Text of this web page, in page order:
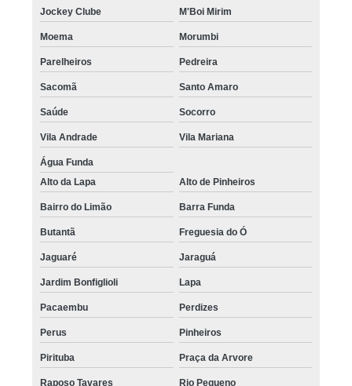
Jockey Clube M'Boi Mirim
Moema Morumbi
Parelheiros Pedreira
Sacomã Santo Amaro
Saúde Socorro
Vila Andrade Vila Mariana
Água Funda
Alto da Lapa
Alto de Pinheiros
Bairro do Limão Barra Funda
Butantã Freguesia do Ó
Jaguaré Jaraguá
Jardim Bonfiglioli Lapa
Pacaembu Perdizes
Perus Pinheiros
Pirituba Praça da Arvore
Raposo Tavares Rio Pequeno